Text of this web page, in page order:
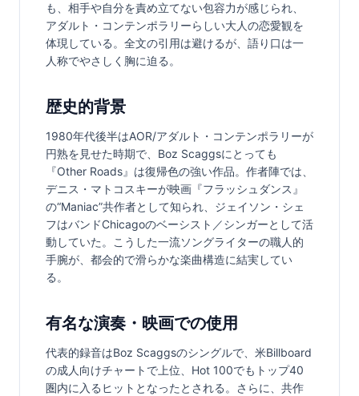
も、相手や自分を責め立てない包容力が感じられ、
アダルト・コンテンポラリーらしい大人の恋愛観を
体現している。全文の引用は避けるが、語り口は一
人称でやさしく胸に迫る。
歴史的背景
1980年代後半はAOR/アダルト・コンテンポラリーが
円熟を見せた時期で、Boz Scaggsにとっても
『Other Roads』は復帰色の強い作品。作者陣では、
デニス・マトコスキーが映画『フラッシュダンス』
の“Maniac”共作者として知られ、ジェイソン・シェ
フはバンドChicagoのベーシスト／シンガーとして活
動していた。こうした一流ソングライターの職人的
手腕が、都会的で滑らかな楽曲構造に結実してい
る。
有名な演奏・映画での使用
代表的録音はBoz Scaggsのシングルで、米Billboard
の成人向けチャートで上位、Hot 100でもトップ40
圏内に入るヒットとなったとされる。さらに、共作